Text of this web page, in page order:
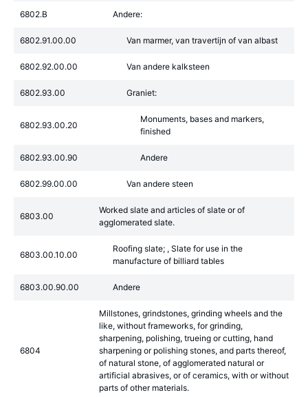
6802.B Andere:
6802.91.00.00 Van marmer, van travertijn of van albast
6802.92.00.00 Van andere kalksteen
6802.93.00 Graniet:
6802.93.00.20
Monuments, bases and markers,
finished
6802.93.00.90 Andere
6802.99.00.00 Van andere steen
6803.00
Worked slate and articles of slate or of
agglomerated slate.
6803.00.10.00
Roofing slate; , Slate for use in the
manufacture of billiard tables
6803.00.90.00 Andere
6804
Millstones, grindstones, grinding wheels and the
like, without frameworks, for grinding,
sharpening, polishing, trueing or cutting, hand
sharpening or polishing stones, and parts thereof,
of natural stone, of agglomerated natural or
artificial abrasives, or of ceramics, with or without
parts of other materials.